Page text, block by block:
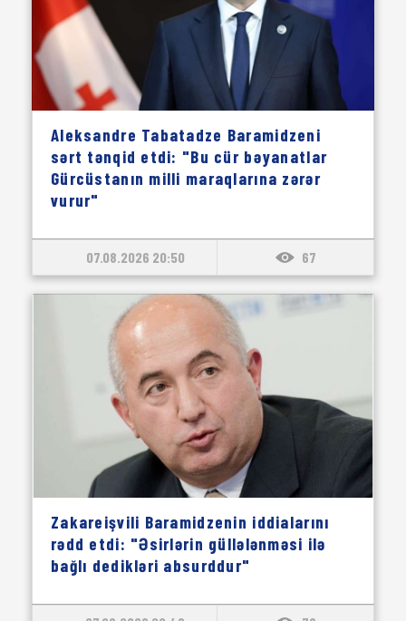
Aleksandre Tabatadze Baramidzeni
sərt tənqid etdi: "Bu cür bəyanatlar
Gürcüstanın milli maraqlarına zərər
vurur"
07.08.2026 20:50 67
Zakareişvili Baramidzenin iddialarını
rədd etdi: "Əsirlərin güllələnməsi ilə
bağlı dedikləri absurddur"